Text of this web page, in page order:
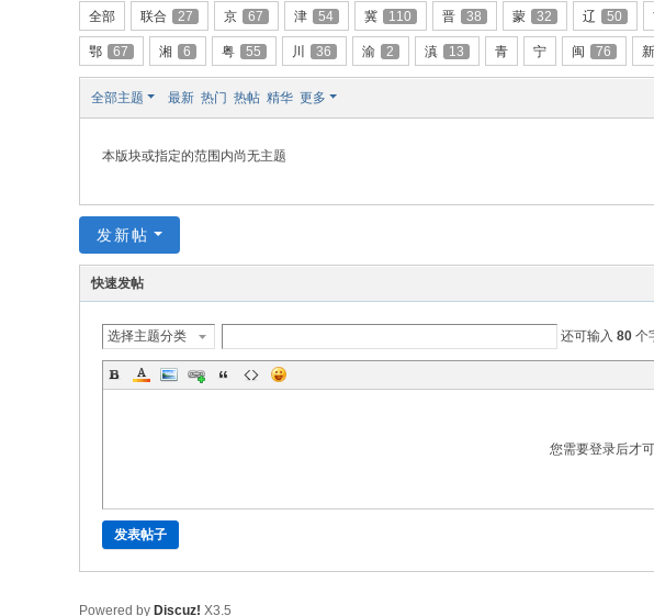
全部 联合 27 京 67 津 54 冀 110 晋 38 蒙 32 辽 50
鄂 67 湘 6 粤 55 川 36 渝 2 滇 13 青 宁 闽 76 新
全部主题 最新 热门 热帖 精华 更多
本版块或指定的范围内尚无主题
发新帖
快速发帖
选择主题分类 还可输入 80 个
您需要登录后才
发表帖子
Powered by Discuz! X3.5